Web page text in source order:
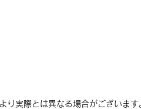
り実際とは異なる場合がございます